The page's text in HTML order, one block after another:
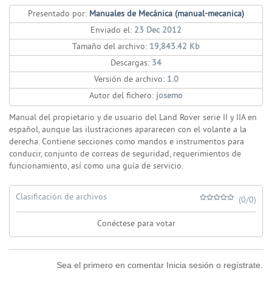
Presentado por: Manuales de Mecánica (manual-mecanica)
Enviado el: 23 Dec 2012
Tamaño del archivo: 19,843.42 Kb
Descargas: 34
Versión de archivo: 1.0
Autor del fichero: josemo
Manual del propietario y de usuario del Land Rover serie II y IIA en
español, aunque las ilustraciones apararecen con el volante a la
derecha. Contiene secciones como mandos e instrumentos para
conducir, conjunto de correas de seguridad, requerimientos de
funcionamiento, así como una guía de servicio.
Clasificación de archivos (0/0)
Conéctese para votar
Sea el primero en comentar Inicia sesión o regístrate.